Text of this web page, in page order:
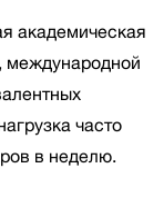
академическая
международной
часто
в неделю.